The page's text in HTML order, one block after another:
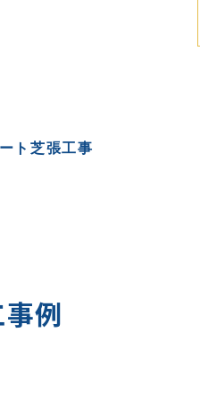
ト芝張工事
例